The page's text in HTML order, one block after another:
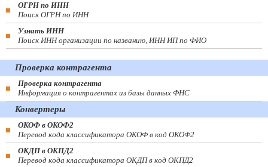
ОГРН по ИНН
Поиск ОГРН по ИНН
Узнать ИНН
Поиск ИНН организации по названию, ИНН ИП по ФИО
Проверка контрагента
Проверка контрагента
Информация о контрагентах из базы данных ФНС
Конвертеры
ОКОФ в ОКОФ2
Перевод кода классификатора ОКОФ в код ОКОФ2
ОКДП в ОКПД2
Перевод кода классификатора ОКДП в код ОКПД2